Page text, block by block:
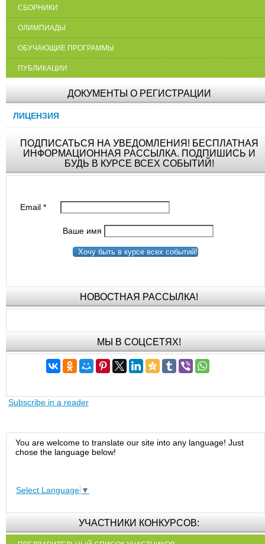
СБОРНИКИ
ОЛИМПИАДЫ
ОБУЧАЮЩИЕ ПРОГРАММЫ
ПУБЛИКАЦИИ
ДОКУМЕНТЫ О РЕГИСТРАЦИИ
ЛИЦЕНЗИЯ
ПОДПИСАТЬСЯ НА УВЕДОМЛЕНИЯ! БЕСПЛАТНАЯ
ИНФОРМАЦИОННАЯ РАССЫЛКА. ПОДПИШИСЬ И
БУДЬ В КУРСЕ ВСЕХ СОБЫТИЙ!
Email*
Ваше имя
Хочу быть в курсе всех событий!
НОВОСТНАЯ РАССЫЛКА!
МЫ В СОЦСЕТЯХ!
Subscribe in a reader
You are welcome to translate our site into any language! Just
chose the language below!
Select Language ▼
УЧАСТНИКИ КОНКУРСОВ: